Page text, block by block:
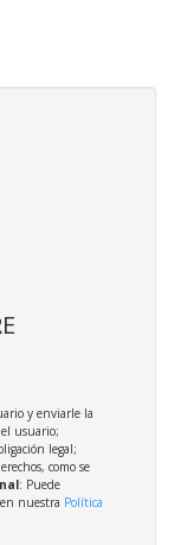
y enviarle la
usuario;
legal;
como se
: Puede
nuestra Política